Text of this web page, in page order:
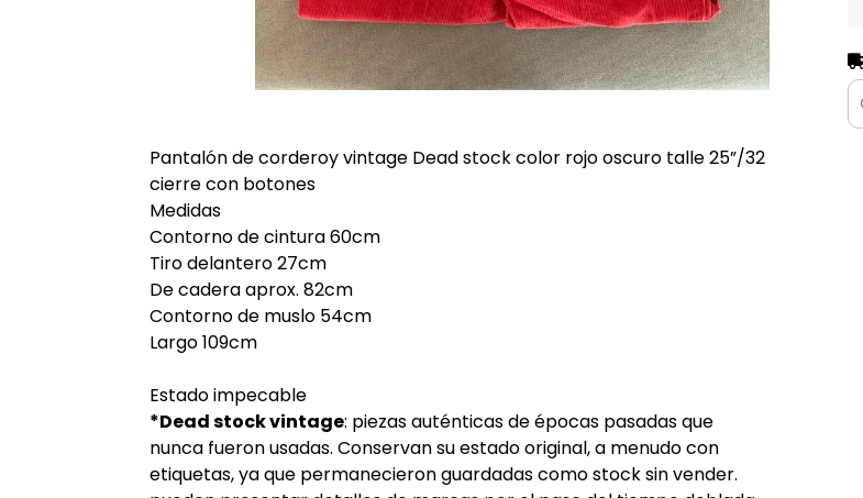
Pantalón de corderoy vintage Dead stock color rojo oscuro talle 25”/32
cierre con botones
Medidas
Contorno de cintura 60cm
Tiro delantero 27cm
De cadera aprox. 82cm
Contorno de muslo 54cm
Largo 109cm
Estado impecable
*Dead stock vintage: piezas auténticas de épocas pasadas que
nunca fueron usadas. Conservan su estado original, a menudo con
etiquetas, ya que permanecieron guardadas como stock sin vender.